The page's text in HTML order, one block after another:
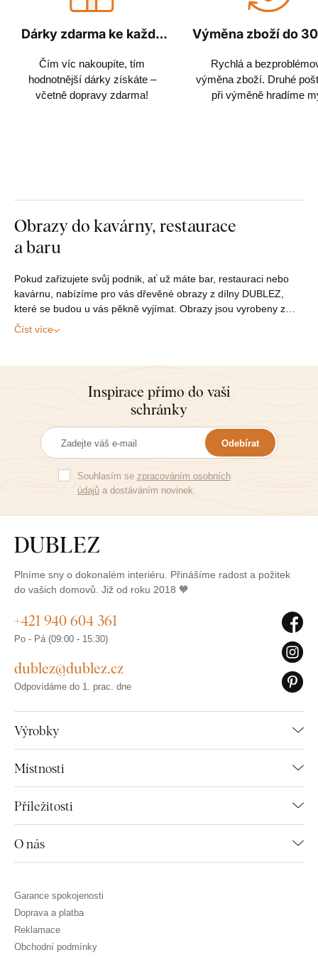
Dárky zdarma ke každé
Čím víc nakoupíte, tím
hodnotnější dárky získáte –
včetně dopravy zdarma!
Výměna zboží do
Rychlá a
výměna zboží. Druhé
při výměně hradíme
Obrazy do kavárny, restaurace
a baru
Pokud zařizujete svůj podnik, ať už máte bar, restauraci nebo
kavárnu, nabízíme pro vás dřevěné obrazy z dílny DUBLEZ,
které se budou u vás pěkně vyjímat. Obrazy jsou vyrobeny z…
Číst více
Inspirace přímo do vaší
schránky
Odebírat
Souhlasím se zpracováním osobních
údajůa dostáváním novinek.
Plníme sny o dokonalém interiéru. Přinášíme radost a požitek
do vašich domovů. Již od roku 2018 🧡
Výrobky
Místnosti
Příležitosti
O nás
+421 940 604 361
Po - Pá (09:00 - 15:30)
dublez@dublez.cz
Odpovídáme do 1. prac. dne
Garance spokojenosti
Doprava a platba
Reklamace
Obchodní podmínky